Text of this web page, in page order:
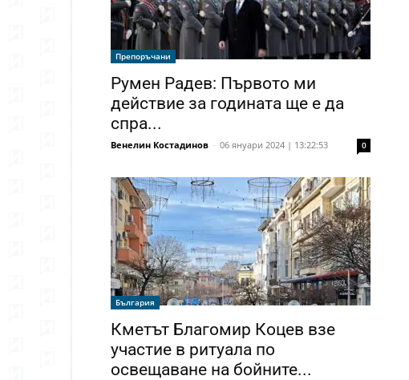
Препоръчани
Румен Радев: Първото ми
действие за годината ще е да
спра...
Венелин Костадинов - 06 януари 2024 | 13:22:53 0
България
Кметът Благомир Коцев взе
участие в ритуала по
освещаване на бойните...